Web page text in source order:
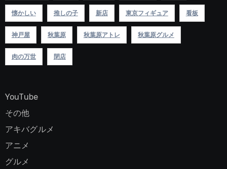
懐かしい 推しの子 新店 東京フィギュア 看板
神戸屋 秋葉原 秋葉原アトレ 秋葉原グルメ
肉の万世 閉店
YouTube
その他
アキバグルメ
アニメ
グルメ